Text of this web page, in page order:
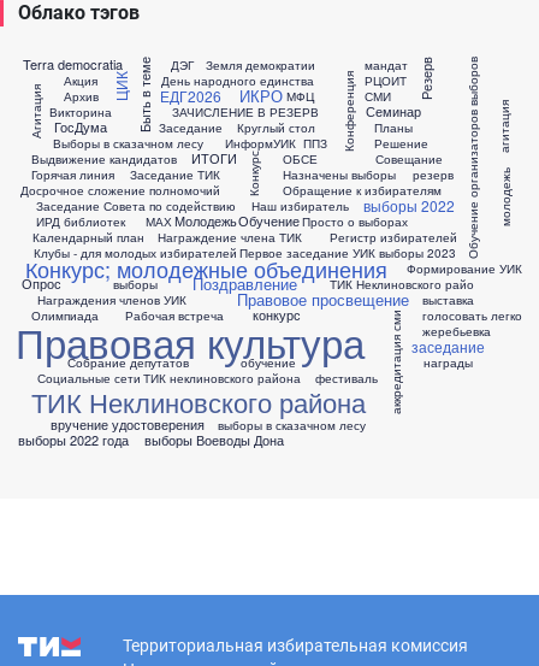
Облако тэгов
Terra democratia
Агитация
Акция
Архив
Быть в теме
Викторина
Выборы в сказачном лесу
Выдвижение кандидатов
Горячая линия
ГосДума
ДЭГ
День народного единства
Досрочное сложение полномочий
ЕДГ2026
ЗАЧИСЛЕНИЕ В РЕЗЕРВ
Заседание
Заседание Совета по содействию
Заседание ТИК
Земля демократии
ИКРО
ИРД библиотек
ИТОГИ
ИнформУИК
Календарный план
Клубы - для молодых избирателей
Конкурс
Конкурс; молодежные объединения
Конференция
Круглый стол
МАХ
МФЦ
Молодежь
Награждение члена ТИК
Награждения членов УИК
Назначены выборы
Наш избиратель
ОБСЕ
Обращение к избирателям
Обучение Обучение организаторов выборов
Олимпиада
Опрос
ППЗ
Первое заседание УИК
Планы
Поздравление
Правовая культура
Правовое просвещение
Просто о выборах
РЦОИТ
Рабочая встреча
Регистр избирателей
Резерв
Решение
СМИ
Семинар
Собрание депутатов
Совещание
Социальные сети
ТИК Неклиновского райо
ТИК Неклиновского района
ТИК неклиновского района
Формирование УИК
ЦИК
агитация
аккредитация сми
вручение удостоверения
выборы
выборы 2022
выборы 2022 года
выборы 2023
выборы Воеводы Дона
выборы в сказачном лесу
выставка
голосовать легко
жеребьевка
заседание
конкурс
мандат
молодежь
награды
обучение
резерв
фестиваль
Территориальная избирательная комиссия